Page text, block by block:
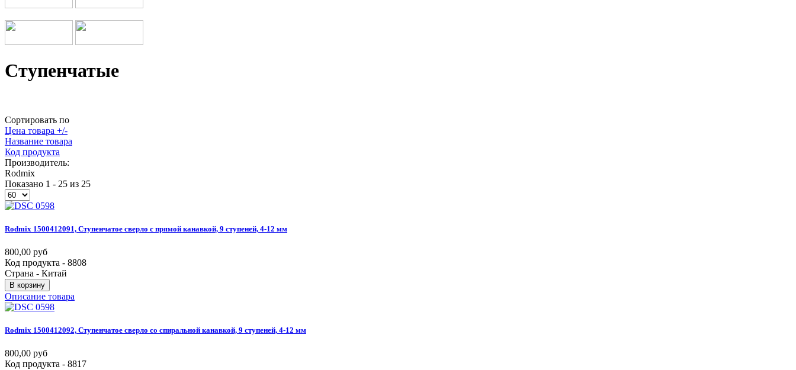
Ступенчатые
Сортировать по
Цена товара +/-
Название товара
Код продукта
Производитель:
Rodmix
Показано 1 - 25 из 25
Rodmix 1500412091, Ступенчатое сверло с прямой канавкой, 9 ступеней, 4-12 мм
800,00 руб
Код продукта - 8808
Страна - Китай
В корзину
Описание товара
Rodmix 1500412092, Ступенчатое сверло со спиральной канавкой, 9 ступеней, 4-12 мм
800,00 руб
Код продукта - 8817